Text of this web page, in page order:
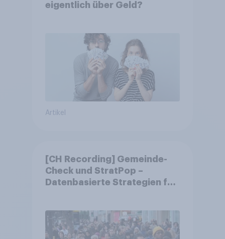
eigentlich über Geld?
Artikel
[CH Recording] Gemeinde-
Check und StratPop –
Datenbasierte Strategien für